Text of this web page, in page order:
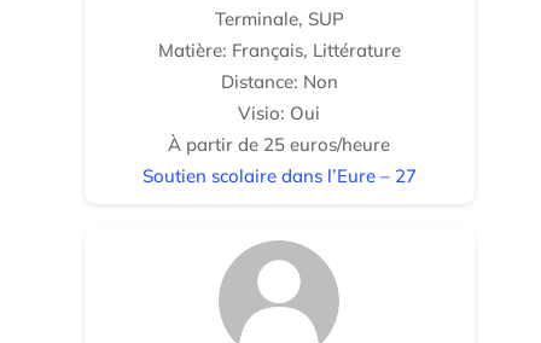
Terminale, SUP
Matière: Français, Littérature
Distance: Non
Visio: Oui
À partir de 25 euros/heure
Soutien scolaire dans l’Eure – 27